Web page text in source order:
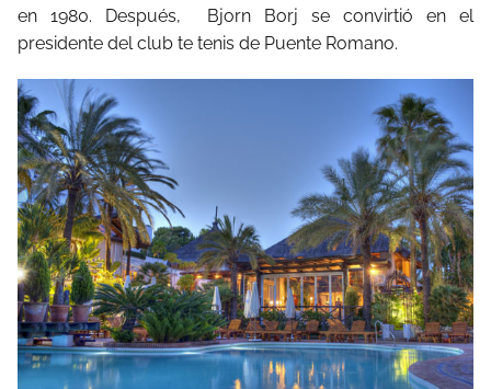
en 1980. Después,
Bjorn Borj se convirtió en el
presidente del club te tenis de Puente Romano.